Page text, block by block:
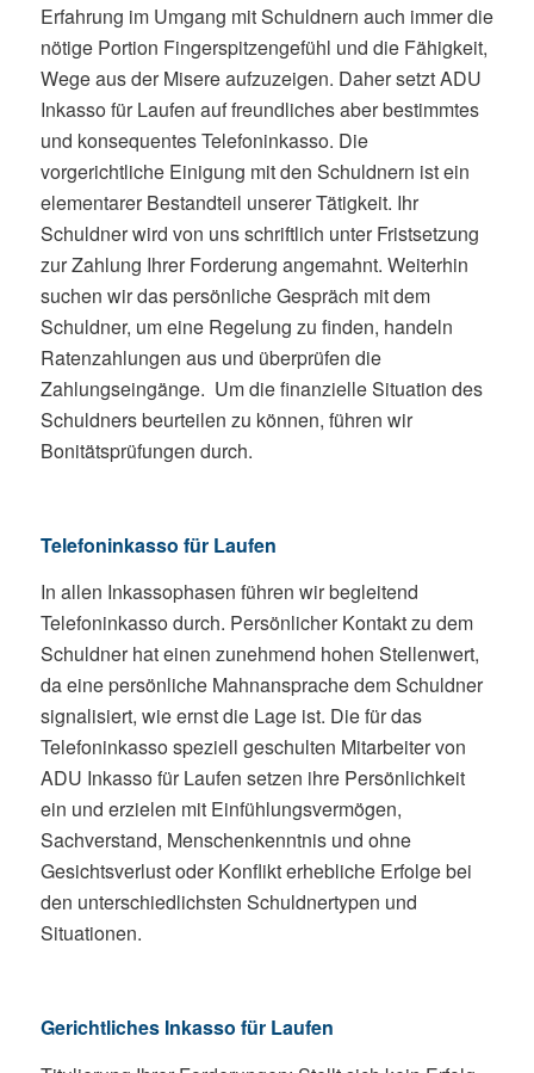
Erfahrung im Umgang mit Schuldnern auch immer die
nötige Portion Fingerspitzengefühl und die Fähigkeit,
Wege aus der Misere aufzuzeigen. Daher setzt ADU
Inkasso für Laufen auf freundliches aber bestimmtes
und konsequentes Telefoninkasso. Die
vorgerichtliche Einigung mit den Schuldnern ist ein
elementarer Bestandteil unserer Tätigkeit. Ihr
Schuldner wird von uns schriftlich unter Fristsetzung
zur Zahlung Ihrer Forderung angemahnt. Weiterhin
suchen wir das persönliche Gespräch mit dem
Schuldner, um eine Regelung zu finden, handeln
Ratenzahlungen aus und überprüfen die
Zahlungseingänge. Um die finanzielle Situation des
Schuldners beurteilen zu können, führen wir
Bonitätsprüfungen durch.
Telefoninkasso für Laufen
In allen Inkassophasen führen wir begleitend
Telefoninkasso durch. Persönlicher Kontakt zu dem
Schuldner hat einen zunehmend hohen Stellenwert,
da eine persönliche Mahnansprache dem Schuldner
signalisiert, wie ernst die Lage ist. Die für das
Telefoninkasso speziell geschulten Mitarbeiter von
ADU Inkasso für Laufen setzen ihre Persönlichkeit
ein und erzielen mit Einfühlungsvermögen,
Sachverstand, Menschenkenntnis und ohne
Gesichtsverlust oder Konflikt erhebliche Erfolge bei
den unterschiedlichsten Schuldnertypen und
Situationen.
Gerichtliches Inkasso für Laufen